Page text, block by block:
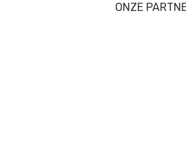
ONZE